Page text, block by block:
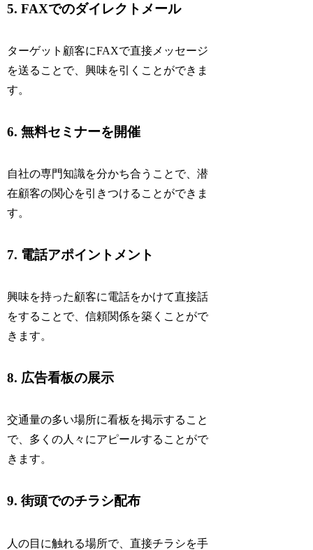
5. FAXでのダイレクトメール
ターゲット顧客にFAXで直接メッセージ
を送ることで、興味を引くことができま
す。
6. 無料セミナーを開催
自社の専門知識を分かち合うことで、潜
在顧客の関心を引きつけることができま
す。
7. 電話アポイントメント
興味を持った顧客に電話をかけて直接話
をすることで、信頼関係を築くことがで
きます。
8. 広告看板の展示
交通量の多い場所に看板を掲示すること
で、多くの人々にアピールすることがで
きます。
9. 街頭でのチラシ配布
人の目に触れる場所で、直接チラシを手